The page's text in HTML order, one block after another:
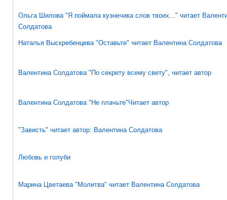
Ольга Шилова "Я поймала кузнечика слов твоих..." читает
Солдатова
Наталья Выскребенцева "Оставьте" читает Валентина Солдатова
Валентина Солдатова "По секрету всему свету", читает автор
Валентина Солдатова "Не плачьте"Читает автор
"Зависть" читает автор: Валентина Солдатова
Любовь и голуби
Марина Цветаева "Молитва" читает Валентина Солдатова